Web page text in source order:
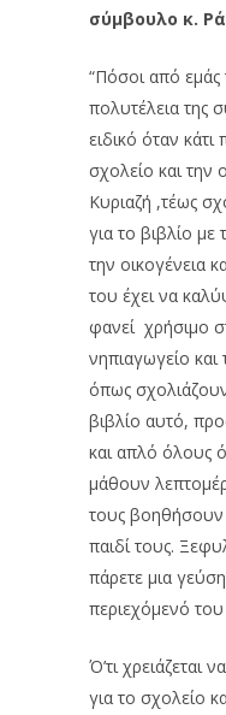
σύμβουλο κ.
“Πόσοι από εμάς
πολυτέλεια της
ειδικό όταν
σχολείο και την
Κυριαζή ,τέως
για το βιβλίο με
την οικογένεια
του έχει να
φανεί χρήσιμο
νηπιαγωγείο και
όπως σχολιάζουν
βιβλίο αυτό,
και απλό όλους
μάθουν
τους βοηθήσουν
παιδί τους.
πάρετε μια
περιεχόμενό του
Ό’τι χρειάζεται
για το σχολείο